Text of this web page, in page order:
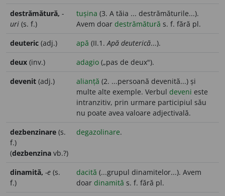
destrămătură, -
uri (s. f.)
tușina (3. A tăia ... destrămăturile...).
Avem doar destrămătură s. f. fără pl.
deuteric (adj.) apă (II.1.Apă deuterică...).
deux (inv.) adagio („pas de deux").
devenit (adj.) alianță (2. ...persoană devenită...) și
multe alte exemple. Verbul deveni este
intranzitiv, prin urmare participiul său
nu poate avea valoare adjectivală.
dezbenzinare (s.
f.)
(dezbenzina vb.?)
degazolinare.
dinamită, -e (s.
f.)
dacită (...grupul dinamitelor...). Avem
doar dinamită s. f. fără pl.